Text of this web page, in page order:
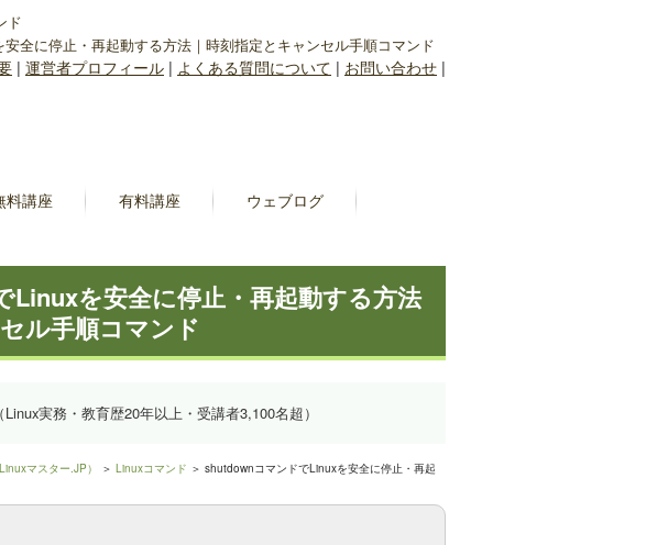
ド
全に停止・再起動する方法｜時刻指定とキャンセル手順コマンド
| 運営者プロフィール | よくある質問について | お問い合わせ |
料講座 有料講座 ウェブログ
を安全に停止・再起動する方法
ル手順コマンド
Linux実務・教育歴20年以上・受講者3,100名超）
マスター.JP） ＞ Linuxコマンド ＞ shutdownコマンドでLinuxを安全に停止・再起